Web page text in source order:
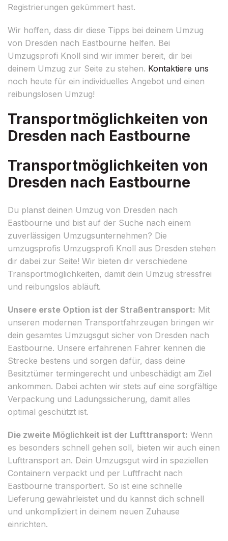
Registrierungen gekümmert hast.
Wir hoffen, dass dir diese Tipps bei deinem Umzug
von Dresden nach Eastbourne helfen. Bei
Umzugsprofi Knoll sind wir immer bereit, dir bei
deinem Umzug zur Seite zu stehen. Kontaktiere uns
noch heute für ein individuelles Angebot und einen
reibungslosen Umzug!
Transportmöglichkeiten von
Dresden nach Eastbourne
Transportmöglichkeiten von
Dresden nach Eastbourne
Du planst deinen Umzug von Dresden nach
Eastbourne und bist auf der Suche nach einem
zuverlässigen Umzugsunternehmen? Die
umzugsprofis Umzugsprofi Knoll aus Dresden stehen
dir dabei zur Seite! Wir bieten dir verschiedene
Transportmöglichkeiten, damit dein Umzug stressfrei
und reibungslos abläuft.
Unsere erste Option ist der Straßentransport: Mit
unseren modernen Transportfahrzeugen bringen wir
dein gesamtes Umzugsgut sicher von Dresden nach
Eastbourne. Unsere erfahrenen Fahrer kennen die
Strecke bestens und sorgen dafür, dass deine
Besitztümer termingerecht und unbeschädigt am Ziel
ankommen. Dabei achten wir stets auf eine sorgfältige
Verpackung und Ladungssicherung, damit alles
optimal geschützt ist.
Die zweite Möglichkeit ist der Lufttransport: Wenn
es besonders schnell gehen soll, bieten wir auch einen
Lufttransport an. Dein Umzugsgut wird in speziellen
Containern verpackt und per Luftfracht nach
Eastbourne transportiert. So ist eine schnelle
Lieferung gewährleistet und du kannst dich schnell
und unkompliziert in deinem neuen Zuhause
einrichten.